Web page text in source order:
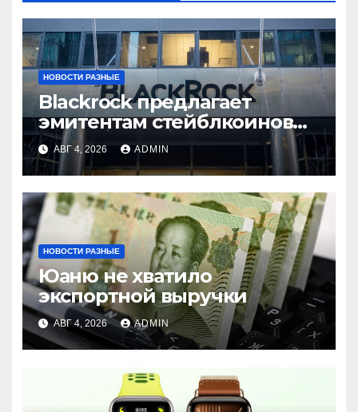
НОВОСТИ РАЗНЫЕ
Blackrock предлагает
эмитентам стейблкоинов
два токенизированных
фонда денежного рынка
АВГ 4, 2026 ADMIN
НОВОСТИ РАЗНЫЕ
Юаню не хватило
экспортной выручки
АВГ 4, 2026 ADMIN